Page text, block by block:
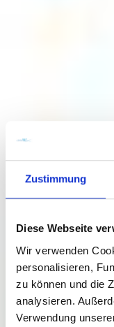
Zustimmung
Diese Webseite
Wir verwenden
personalisieren,
zu können und die
analysieren.
Verwendung